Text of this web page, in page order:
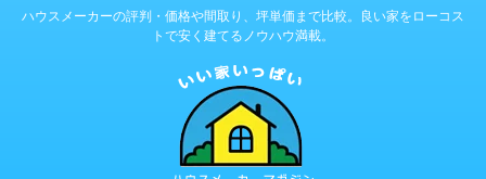
ハウスメーカーの評判・価格や間取り、坪単価まで比較。良い家をローコス
トで安く建てるノウハウ満載。